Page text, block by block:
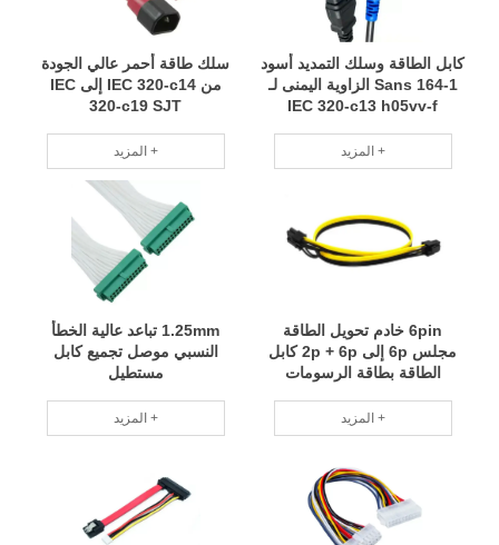
سلك طاقة أحمر عالي الجودة
من IEC 320-c14 إلى IEC
320-c19 SJT
المزيد +
كابل الطاقة وسلك التمديد أسود
Sans 164-1 الزاوية اليمنى لـ
IEC 320-c13 h05vv-f
المزيد +
1.25mm تباعد عالية الخطأ
النسبي موصل تجميع كابل
مستطيل
المزيد +
6pin خادم تحويل الطاقة
مجلس 6p إلى 2p + 6p كابل
الطاقة بطاقة الرسومات
المزيد +